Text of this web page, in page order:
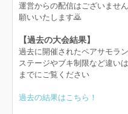
運営からの配信はございませ
願いいたします🙇
【過去の大会結果】
過去に開催されたペアサモラ
ステージやブキ制限など違い
までにご覧ください
過去の結果はこちら！